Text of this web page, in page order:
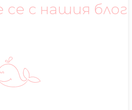
с нашия блог